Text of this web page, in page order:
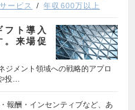
ービス 年収600万以上
ト導入
。来場促
ジメント領域への戦略的アプロ
投…
報酬・インセンティブなど、あ